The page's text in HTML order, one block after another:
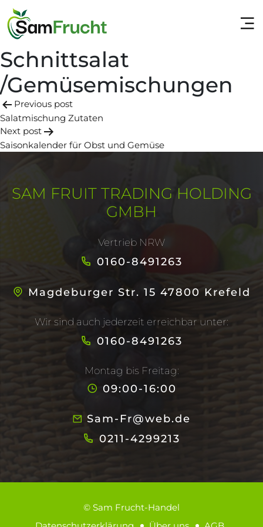
Schnittsalat
/Gemüsemischungen
Post
navigation
Previous post
Salatmischung Zutaten
Next post
Saisonkalender für Obst und Gemüse
SAM FRUIT TRADING HOLDING
GMBH
Vertrieb NRW
0160-8491263
Magdeburger Str. 15 47800 Krefeld
Wir sind auch jederzeit erreichbar unter:
0160-8491263
Montag bis Freitag:
09:00-16:00
Sam-Fr@web.de
0211-4299213
© Sam Frucht-Handel